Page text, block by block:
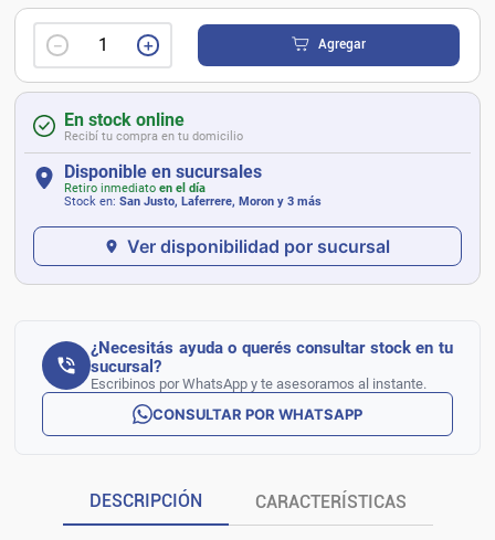
＋
－ Agregar
En stock online
Recibí tu compra en tu domicilio
Disponible en sucursales
Retiro inmediato en el día
Stock en: San Justo, Laferrere, Moron y 3 más
Ver disponibilidad por sucursal
¿Necesitás ayuda o querés consultar stock en tu
sucursal?
Escribinos por WhatsApp y te asesoramos al instante.
CONSULTAR POR WHATSAPP
DESCRIPCIÓN CARACTERÍSTICAS